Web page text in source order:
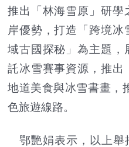
推出「林海雪原」研學
岸優勢，打造「跨境
域古國探秘」為主題，
託冰雪賽事資源，推出
地道美食與冰雪書畫，
色旅遊線路。
鄂艷娟表示，以上舉